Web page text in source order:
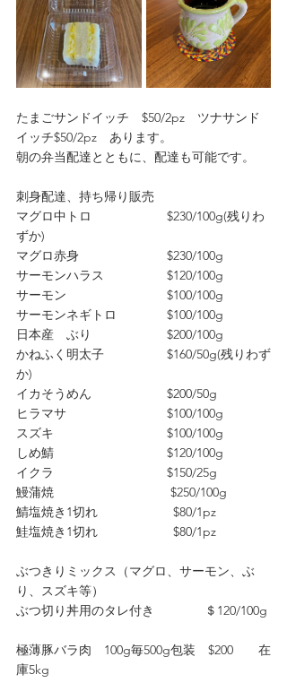
たまごサンドイッチ　$50/2pz　ツナサンド
イッチ$50/2pz　あります。
朝の弁当配達とともに、配達も可能です。
刺身配達、持ち帰り販売
マグロ中トロ　　　　　　$230/100g(残りわ
ずか)
マグロ赤身　　　　　　　$230/100g
サーモンハラス　　　　　$120/100g
サーモン　　　　　　　　$100/100g
サーモンネギトロ　　　　$100/100g
日本産　ぶり　　　　　　$200/100g
かねふく明太子　　　　　$160/50g(残りわず
か)
イカそうめん　　　　　　$200/50g
ヒラマサ　　　　　　　　$100/100g
スズキ　　　　　　　　　$100/100g
しめ鯖　　　　　　　　　$120/100g
イクラ　　　　　　　　　$150/25g
鰻蒲焼　　　　　　　　　 $250/100g
鯖塩焼き1切れ　　　　　　$80/1pz
鮭塩焼き1切れ　　　　　　$80/1pz
ぶつきりミックス（マグロ、サーモン、ぶ
り、スズキ等）
ぶつ切り丼用のタレ付き　　　　＄120/100g
極薄豚バラ肉　100g毎500g包装　$200　　在
庫5kg